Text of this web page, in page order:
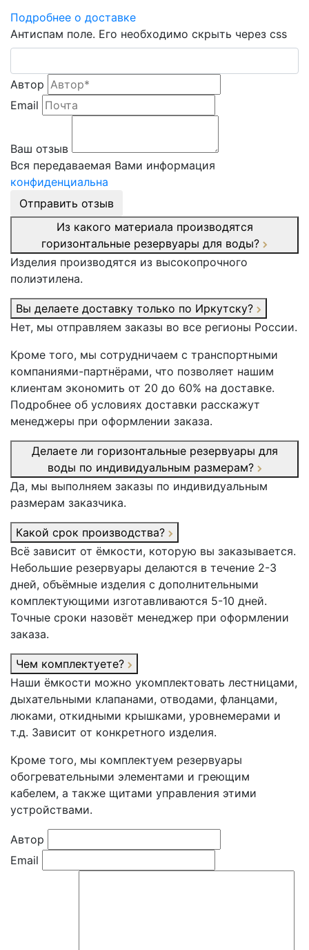
Подробнее о доставке
Антиспам поле. Его необходимо скрыть через css
Автор
Email
Ваш отзыв
Вся передаваемая Вами информация
конфиденциальна
Отправить отзыв
Из какого материала производятся
горизонтальные резервуары для воды?
Изделия производятся из высокопрочного
полиэтилена.
Вы делаете доставку только по Иркутску?
Нет, мы отправляем заказы во все регионы России.
Кроме того, мы сотрудничаем с транспортными
компаниями-партнёрами, что позволяет нашим
клиентам экономить от 20 до 60% на доставке.
Подробнее об условиях доставки расскажут
менеджеры при оформлении заказа.
Делаете ли горизонтальные резервуары для
воды по индивидуальным размерам?
Да, мы выполняем заказы по индивидуальным
размерам заказчика.
Какой срок производства?
Всё зависит от ёмкости, которую вы заказывается.
Небольшие резервуары делаются в течение 2-3
дней, объёмные изделия с дополнительными
комплектующими изготавливаются 5-10 дней.
Точные сроки назовёт менеджер при оформлении
заказа.
Чем комплектуете?
Наши ёмкости можно укомплектовать лестницами,
дыхательными клапанами, отводами, фланцами,
люками, откидными крышками, уровнемерами и
т.д. Зависит от конкретного изделия.
Кроме того, мы комплектуем резервуары
обогревательными элементами и греющим
кабелем, а также щитами управления этими
устройствами.
Автор
Email